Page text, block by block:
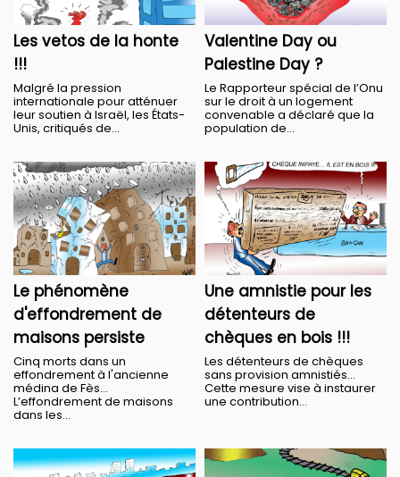
Les vetos de la honte
!!!
Malgré la pression
internationale pour atténuer
leur soutien à Israël, les États-
Unis, critiqués de...
Valentine Day ou
Palestine Day ?
Le Rapporteur spécial de l’Onu
sur le droit à un logement
convenable a déclaré que la
population de...
Le phénomène
d'effondrement de
maisons persiste
Cinq morts dans un
effondrement à l'ancienne
médina de Fès…
L’effondrement de maisons
dans les...
Une amnistie pour les
détenteurs de
chèques en bois !!!
Les détenteurs de chèques
sans provision amnistiés…
Cette mesure vise à instaurer
une contribution...